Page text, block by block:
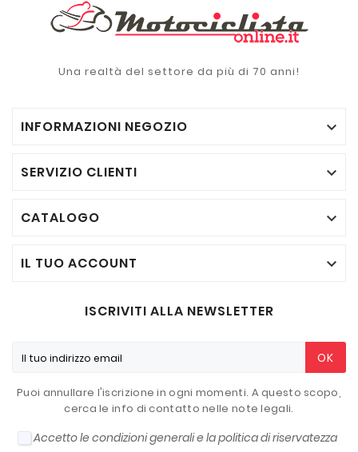
Una realtà del settore da più di 70 anni!
INFORMAZIONI NEGOZIO 
SERVIZIO CLIENTI 
CATALOGO 
IL TUO ACCOUNT 
ISCRIVITI ALLA NEWSLETTER
OK
Puoi annullare l'iscrizione in ogni momenti. A questo scopo,
cerca le info di contatto nelle note legali.
Accetto le condizioni generali e la politica di riservatezza